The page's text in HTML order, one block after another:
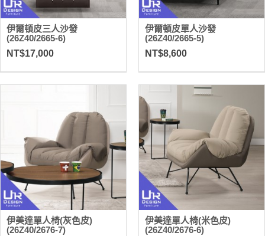
伊爾頓皮三人沙發
(26Z40/2665-6)
NT$17,000
伊爾頓皮單人沙發
(26Z40/2665-5)
NT$8,600
伊美達單人椅(灰色皮)
(26Z40/2676-7)
伊美達單人椅(米色皮)
(26Z40/2676-6)